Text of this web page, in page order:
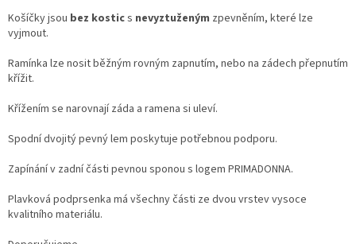
Košíčky jsou bez kostics nevyztuženým zpevněním, které lze
vyjmout.
Ramínka lze nosit běžným rovným zapnutím, nebo na zádech přepnutím
křížit.
Křížením se narovnají záda a ramena si uleví.
Spodní dvojitý pevný lem poskytuje potřebnou podporu.
Zapínání v zadní části pevnou sponou s logem PRIMADONNA.
Plavková podprsenka má všechny části ze dvou vrstev vysoce
kvalitního materiálu.